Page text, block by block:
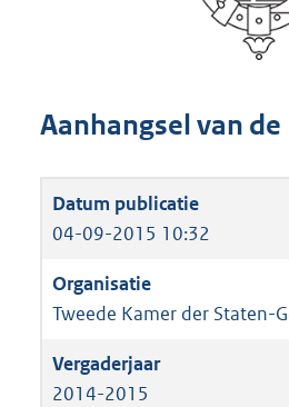
Aanhangsel van
04-09-2015 10:32
Tweede Kamer der Staten-
2014-2015